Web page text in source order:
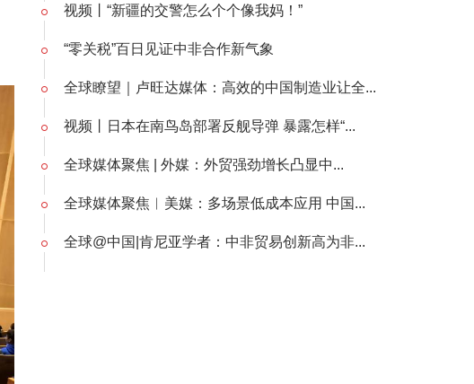
视频丨“新疆的交警怎么个个像我妈！”
“零关税”百日见证中非合作新气象
全球瞭望｜卢旺达媒体：高效的中国制造业让全...
视频丨日本在南鸟岛部署反舰导弹 暴露怎样“...
全球媒体聚焦 | 外媒：外贸强劲增长凸显中...
全球媒体聚焦︱美媒：多场景低成本应用 中国...
全球@中国|肯尼亚学者：中非贸易创新高为非...